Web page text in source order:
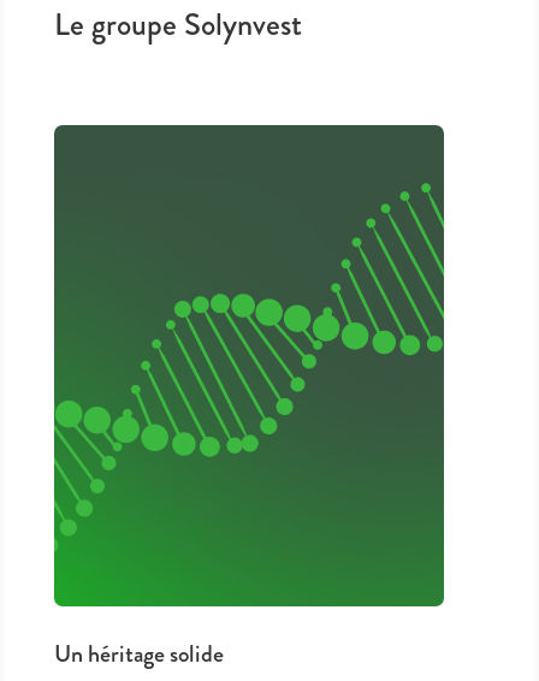
Le groupe Solynvest
Un héritage solide